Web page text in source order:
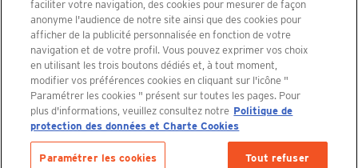
Conditions générales de vente
Mentions légales
Politique de Protection des Données Personnelles et Charte
Cookies
Découvrez le PUBLICISDRUGSTORE
faciliter votre navigation, des cookies pour mesurer de façon
anonyme l'audience de notre site ainsi que des cookies pour
afficher de la publicité personnalisée en fonction de votre
navigation et de votre profil. Vous pouvez exprimer vos choix
en utilisant les trois boutons dédiés et, à tout moment,
modifier vos préférences cookies en cliquant sur l'icône "
Paramétrer les cookies " présent sur toutes les pages. Pour
plus d'informations, veuillez consultez notre Politique de
protection des données et Charte Cookies
Paramétrer les cookies Tout refuser